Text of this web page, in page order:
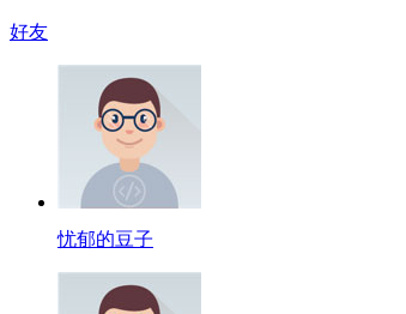
好友
忧郁的豆子